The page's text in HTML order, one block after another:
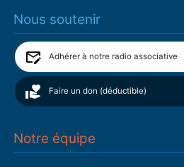
Nous soutenir
Adhérer à notre radio associative
Faire un don (déductible)
Notre équipe